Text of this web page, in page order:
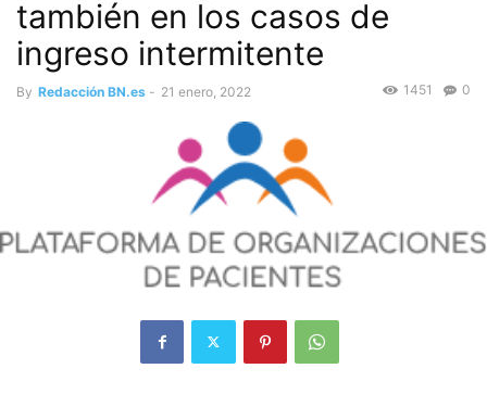
también en los casos de
ingreso intermitente
By Redacción BN.es - 21 enero, 2022 0
1451